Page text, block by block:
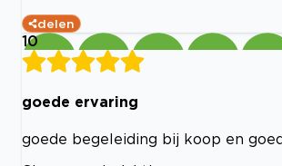
delen
10
goede ervaring
goede begeleiding bij koop en